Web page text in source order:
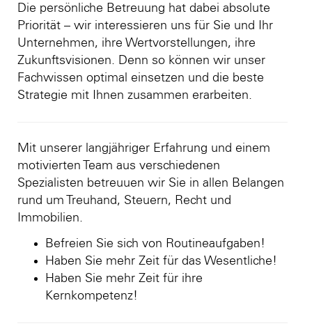
Die persönliche Betreuung hat dabei absolute
Priorität – wir interessieren uns für Sie und Ihr
Unternehmen, ihre Wertvorstellungen, ihre
Zukunftsvisionen. Denn so können wir unser
Fachwissen optimal einsetzen und die beste
Strategie mit Ihnen zusammen erarbeiten.
Mit unserer langjähriger Erfahrung und einem
motivierten Team aus verschiedenen
Spezialisten betreuuen wir Sie in allen Belangen
rund um Treuhand, Steuern, Recht und
Immobilien.
Befreien Sie sich von Routineaufgaben!
Haben Sie mehr Zeit für das Wesentliche!
Haben Sie mehr Zeit für ihre
Kernkompetenz!